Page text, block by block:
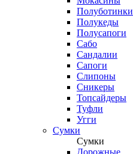
Полуботинки
Полукеды
Полусапоги
Сабо
Сандалии
Сапоги
Слипоны
Сникеры
Топсайдеры
Туфли
Угги
Сумки
Сумки
Дорожные